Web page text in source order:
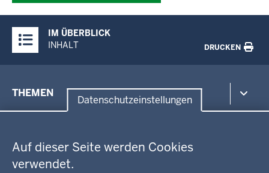
Datenschutzeinstellungen
Auf dieser Seite werden Cookies
verwendet.
Inhalte
IM ÜBERBLICK
INHALT
DRUCKEN
der
THEMEN
Kommunalaufsicht, Planung, Verkehr
Energie, Bergbau
Behördenleitung